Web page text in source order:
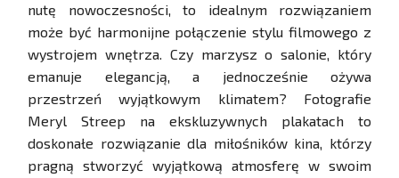
nutę nowoczesności, to idealnym rozwiązaniem
może być harmonijne połączenie stylu filmowego z
wystrojem wnętrza. Czy marzysz o salonie, który
emanuje elegancją, a jednocześnie ożywa
przestrzeń wyjątkowym klimatem? Fotografie
Meryl Streep na ekskluzywnych plakatach to
doskonałe rozwiązanie dla miłośników kina, którzy
pragną stworzyć wyjątkową atmosferę w swoim